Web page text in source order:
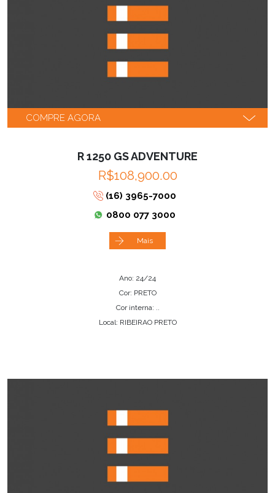
COMPRE AGORA
R 1250 GS ADVENTURE
R$108,900.00
(16) 3965-7000
0800 077 3000
Mais
Ano: 24/24
Cor: PRETO
Cor interna: ..
Local: RIBEIRAO PRETO